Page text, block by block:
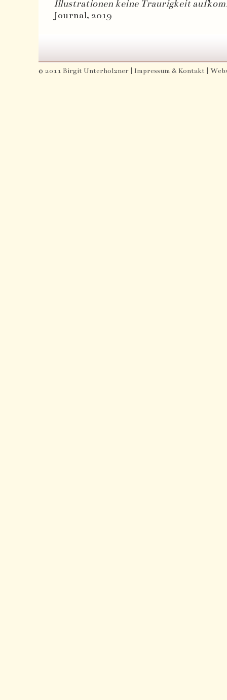
Illustrationen keine Traurigkeit
Journal, 2019
© 2011 Birgit Unterholzner | Impressum & Kontakt |